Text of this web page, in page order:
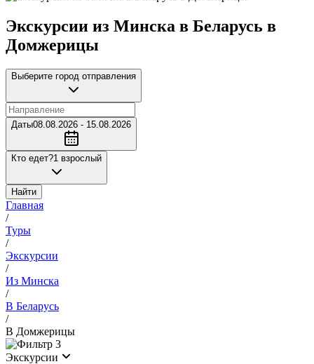
Экскурсии из Минска в Беларусь в
Домжерицы
Выберите город отправления
Даты08.08.2026 - 15.08.2026
Кто едет?1 взрослый
Найти
Главная
/
Туры
/
Экскурсии
/
Из Минска
/
В Беларусь
/
В Домжерицы
3
Экскурсии